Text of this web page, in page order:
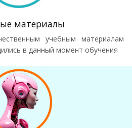
материалы
учебным материалам
в данный момент обучения